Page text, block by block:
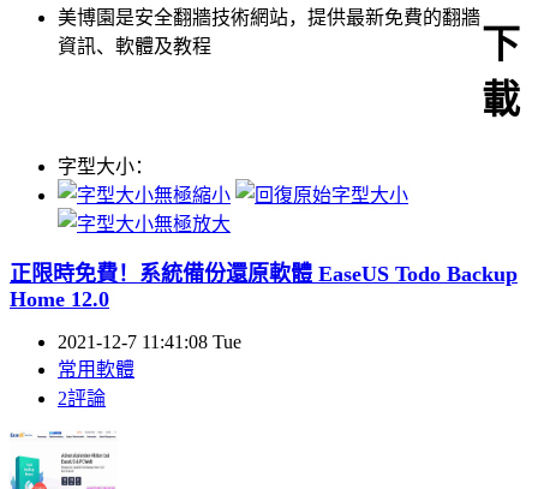
美博園是安全翻牆技術網站，提供最新免費的翻牆
資訊、軟體及教程
下
載
字型大小：
正限時免費！系統備份還原軟體 EaseUS Todo Backup
Home 12.0
2021-12-7 11:41:08 Tue
常用軟體
2評論